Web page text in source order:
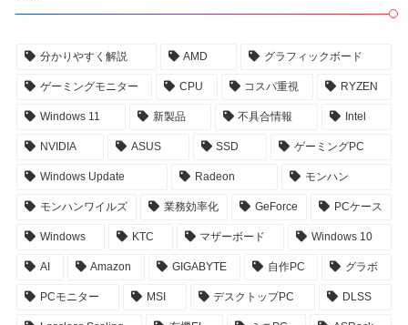
分かりやすく解説 AMD グラフィックボード
ゲーミングモニター CPU コスパ重視 RYZEN
Windows 11 新製品 不具合情報 Intel
NVIDIA ASUS SSD ゲーミングPC
Windows Update Radeon モンハン
モンハンワイルズ 業務効率化 GeForce PCケース
Windows KTC マザーボード Windows 10
AI Amazon GIGABYTE 自作PC グラボ
PCモニター MSI デスクトップPC DLSS